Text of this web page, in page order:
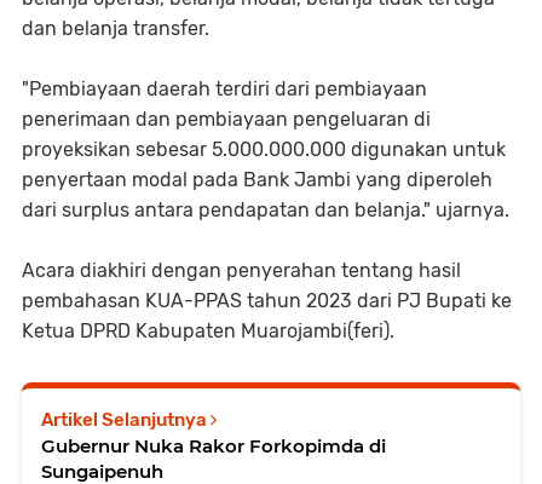
dan belanja transfer.
"Pembiayaan daerah terdiri dari pembiayaan
penerimaan dan pembiayaan pengeluaran di
proyeksikan sebesar 5.000.000.000 digunakan untuk
penyertaan modal pada Bank Jambi yang diperoleh
dari surplus antara pendapatan dan belanja." ujarnya.
Acara diakhiri dengan penyerahan tentang hasil
pembahasan KUA-PPAS tahun 2023 dari PJ Bupati ke
Ketua DPRD Kabupaten Muarojambi(feri).
Artikel Selanjutnya
Gubernur Nuka Rakor Forkopimda di
Sungaipenuh